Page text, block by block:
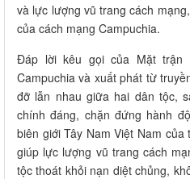
và lực lượng vũ trang cách
của cách mạng Campuchia.
Đáp lời kêu gọi của Mặt trận
Campuchia và xuất phát từ
đỡ lẫn nhau giữa hai dân tộc,
chính đáng, chặn đứng hành
biên giới Tây Nam Việt Nam
giúp lực lượng vũ trang cách
tộc thoát khỏi nạn diệt chủng,